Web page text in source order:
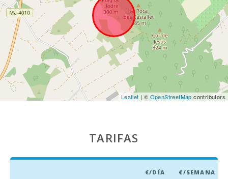
Supermercado
- Mercadona
(km):
Supermercado
- Eroski (km):
Supermercado
LIDL (km):
Supermercado
Lago - Es Llac
Leaflet | © OpenStreetMap contributors
TARIFAS
€/DÍA €/SEMANA